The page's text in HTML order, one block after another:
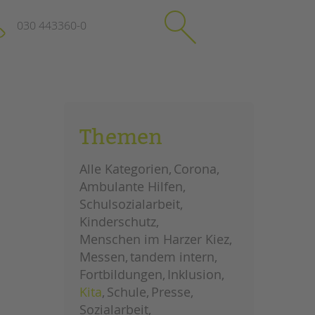
Impressum
Datenschutz
Hinweisgebersystem
Intranet
schließen
030 443360-0
SuchenThemen
Alle Kategorien Corona
Ambulante Hilfen
Schulsozialarbeit
Kinderschutz
Menschen im Harzer Kiez
Messen tandem intern
Fortbildungen Inklusion
Kita Schule Presse
Sozialarbeit